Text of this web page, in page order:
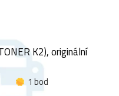
K2), originální
1 bod